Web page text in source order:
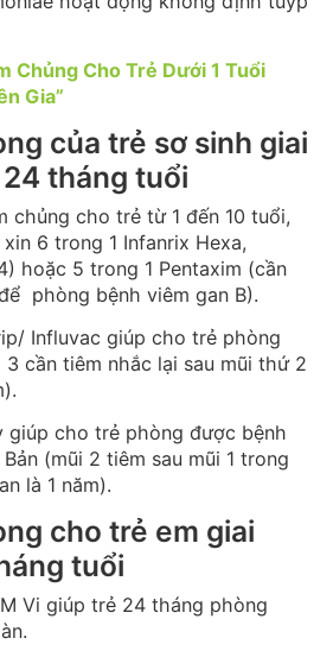
Chủng Cho Trẻ Dưới 1 Tuổi
Gia”
của trẻ sơ sinh giai
tháng tuổi
chủng cho trẻ từ 1 đến 10 tuổi,
6 trong 1 Infanrix Hexa,
hoặc 5 trong 1 Pentaxim (cần
phòng bệnh viêm gan B).
Influvac giúp cho trẻ phòng
3 cần tiêm nhắc lại sau mũi thứ 2
giúp cho trẻ phòng được bệnh
(mũi 2 tiêm sau mũi 1 trong
là 1 năm).
cho trẻ em giai
tuổi
Vi giúp trẻ 24 tháng phòng